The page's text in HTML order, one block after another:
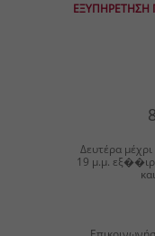
ΕΞΥΠΗΡΕΤΗΣΗ
Δευτέρα
19 μ.μ.